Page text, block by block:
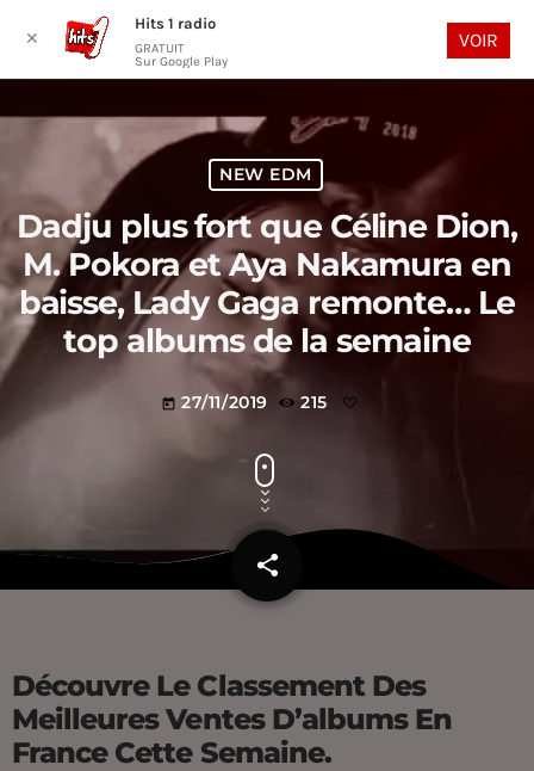
play_arrow
NEW EDM
Dadju plus fort que Céline Dion,
M. Pokora et Aya Nakamura en
baisse, Lady Gaga remonte… Le
top albums de la semaine
today 27/11/2019 215
share
email
Découvre Le Classement Des
Meilleures Ventes D’albums En
France Cette Semaine.
✕
Hits 1 radio
GRATUIT
Sur Google Play
VOIR